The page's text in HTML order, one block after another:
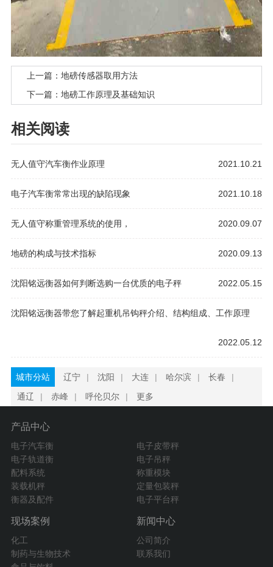
上一篇：地磅传感器取用方法
下一篇：地磅工作原理及基础知识
相关阅读
无人值守汽车衡作业原理 2021.10.21
电子汽车衡常常出现的缺陷现象 2021.10.18
无人值守称重管理系统的使用， 2020.09.07
地磅的构成与技术指标 2020.09.13
沈阳铭远衡器如何判断选购一台优质的电子秤 2022.05.15
沈阳铭远衡器带您了解起重机吊钩秤介绍、结构组成、工作原理
2022.05.12
城市分站 辽宁 | 沈阳 | 大连 | 哈尔滨 | 长春
|
通辽
| 赤峰 | 呼伦贝尔 | 更多
产品中心
电子汽车衡
电子皮带秤
电子轨道衡
电子吊秤
配料系统
称重模块
装载机秤
定量包装秤
衡器及配件
电子平台秤
现场案例
化工
制药与生物技术
新闻中心
公司简介
联系我们